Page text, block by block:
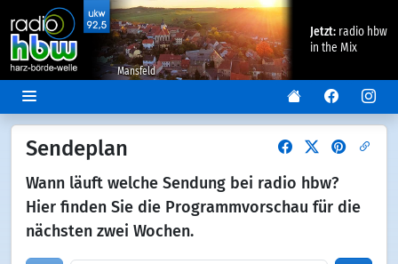
Mansfeld
Jetzt:radio hbw
in the Mix
Sendeplan
Wann läuft welche Sendung bei radio hbw?
Hier finden Sie die Programmvorschau für die
nächsten zwei Wochen.